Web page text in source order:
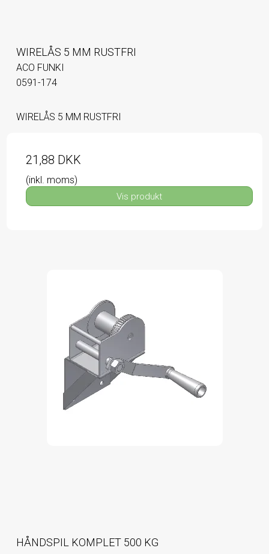
WIRELÅS 5 MM RUSTFRI
ACO FUNKI
0591-174
WIRELÅS 5 MM RUSTFRI
21,88 DKK
(inkl. moms)
Vis produkt
HÅNDSPIL KOMPLET 500 KG